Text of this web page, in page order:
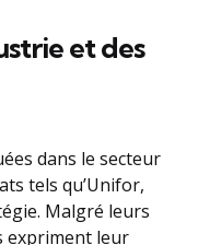
et des
dans le secteur
tels qu’Unifor,
Malgré leurs
expriment leur